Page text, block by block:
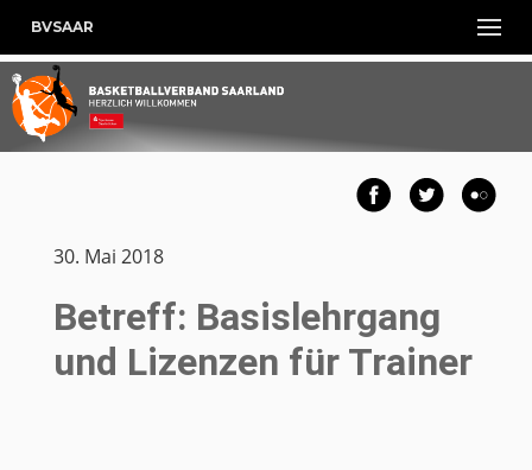
BVSAAR
30. Mai 2018
Betreff: Basislehrgang
und Lizenzen für Trainer